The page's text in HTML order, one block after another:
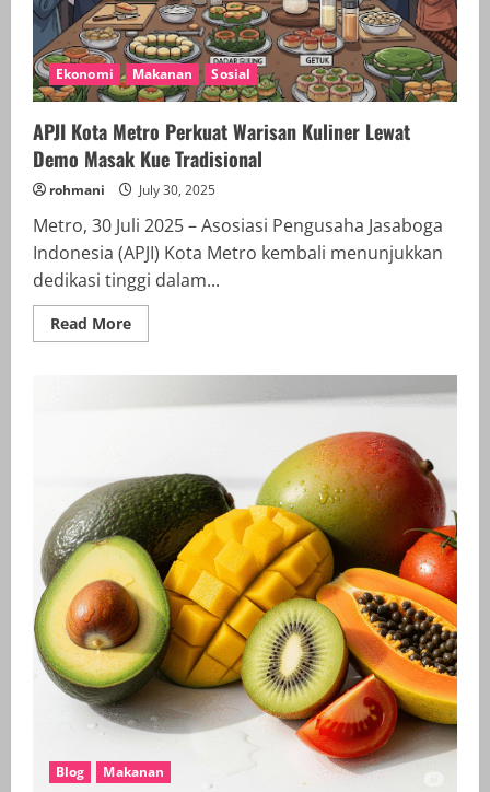
Ekonomi Makanan Sosial
APJI Kota Metro Perkuat Warisan Kuliner Lewat
Demo Masak Kue Tradisional
rohmani July 30, 2025
Metro, 30 Juli 2025 – Asosiasi Pengusaha Jasaboga
Indonesia (APJI) Kota Metro kembali menunjukkan
dedikasi tinggi dalam...
Read MoreRead
more
Demo
Masak
Kue
Tradisional
Blog Makanan